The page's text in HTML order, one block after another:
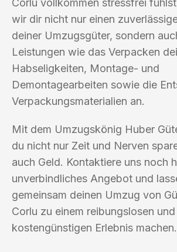
Corlu vollkommen stressfrei
wir dir nicht nur einen
deiner Umzugsgüter, sondern
Leistungen wie das Verpacken
Habseligkeiten, Montage- und
Demontagearbeiten sowie die
Verpackungsmaterialien an.
Mit dem Umzugskönig Huber
du nicht nur Zeit und Nerven
auch Geld. Kontaktiere uns noch
unverbindliches Angebot und
gemeinsam deinen Umzug von
Corlu zu einem reibungslosen und
kostengünstigen Erlebnis machen.